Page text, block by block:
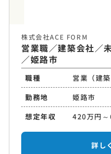
株式会社ACE FORM
営業職／建築会社／
／姫路市
職種
営業（建
勤務地
姫路市
想定年収
420万円
詳し